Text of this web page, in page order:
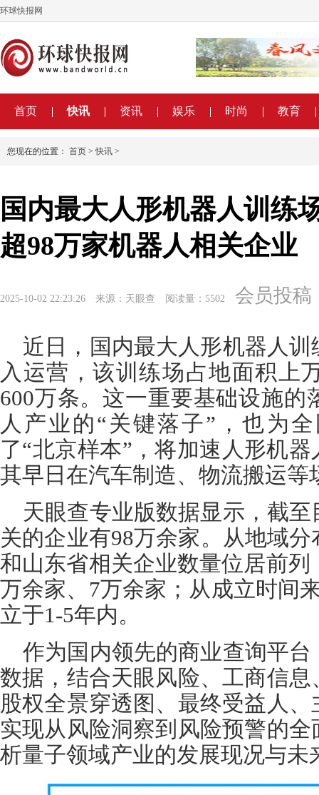
环球快报网
首页 快讯 资讯 娱乐 时尚 教育
您现在的位置： 首页 >快讯 >
国内最大人形机器人训练
超98万家机器人相关企业
2025-10-02 22:23:26 来源：天眼查 阅读量：5502 会员投稿
近日，国内最大人形机器人
入运营，该训练场占地面积上
600万条。这一重要基础设施的
人产业的“关键落子”，也为
了“北京样本”，将加速人形机
其早日在汽车制造、物流搬运等
天眼查专业版数据显示，截
关的企业有98万余家。从地域
和山东省相关企业数量位居前列
万余家、7万余家；从成立时间
立于1-5年内。
作为国内领先的商业查询平
数据，结合天眼风险、工商信
股权全景穿透图、最终受益人
实现从风险洞察到风险预警的
析量子领域产业的发展现况与未